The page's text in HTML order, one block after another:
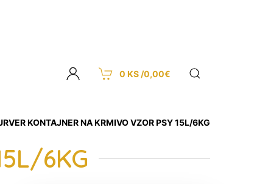
0 KS /0,00€
KONTAJNER NA KRMIVO VZOR PSY 15L/6KG
6KG